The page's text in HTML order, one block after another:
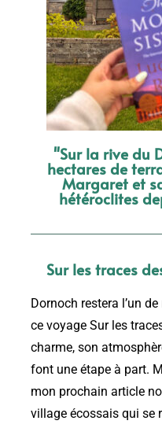
"Sur la rive du
hectares de
Margaret et
hétéroclites
Sur les traces
Dornoch restera l’un
ce voyage Sur les
charme, son
font une étape à part.
mon prochain article
village écossais qui se